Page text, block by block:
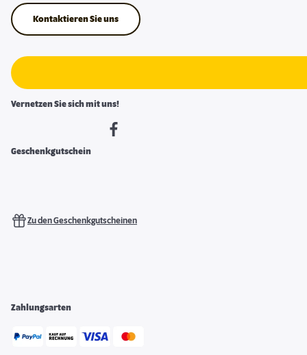
Kontaktieren Sie uns
Vernetzen Sie sich mit uns!
Geschenkgutschein
Zu den Geschenkgutscheinen
Zahlungsarten